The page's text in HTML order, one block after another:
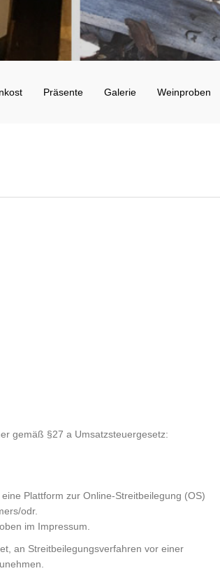
Präsente Galerie Weinproben
gemäß §27 a Umsatzsteuergesetz:
Plattform zur Online-Streitbeilegung (OS)
odr.
im Impressum.
an Streitbeilegungsverfahren vor einer